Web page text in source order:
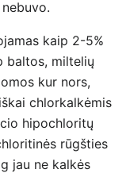
kaip 2-5%
baltos, miltelių
kur nors,
chlorkalkėmis
hipochloritų
rūgšties
jau ne kalkės